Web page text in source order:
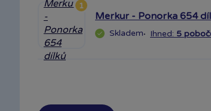
1
Merkur - Ponorka 654
Skladem· Ihned: 5